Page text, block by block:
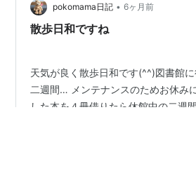
『御座候』 お買い上げ賜り、ありが
す) といっ…
pokomama日記 • 6ヶ月前
散歩日和ですね